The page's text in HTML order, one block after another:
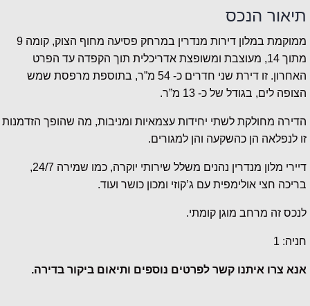
תיאור הנכס
ממוקמת במלון דירות מנדרין במרחק פסיעה מחוף הצוק, קומה 9
מתוך 14, מעוצבת ומשופצת אדריכלית תוך הקפדה עד הפרט
האחרון. זו דירת שני חדרים כ- 54 מ”ר, בתוספת מרפסת שמש
הצופה לים, בגודל של כ- 13 מ”ר.
הדירה מחולקת לשתי יחידות עצמאיות ומניבות, מה שהופך הזדמנות
זו לנפלאה הן כהשקעה והן למגורים.
דיירי מלון מנדרין נהנים משלל שירותי יוקרה, כמו שמירה 24/7,
בריכה חצי אולימפית עם ג’קוזי ומכון כושר ועוד.
לנכס זה מרחב מוגן קומתי.
חניה: 1
אנא צרו איתנו קשר לפרטים נוספים ותיאום ביקור בדירה.